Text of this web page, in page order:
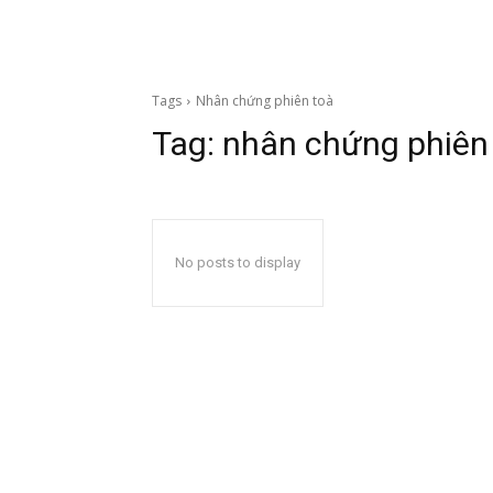
Tags Nhân chứng phiên toà
Tag: nhân chứng
No posts to display